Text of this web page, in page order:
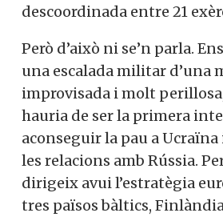
descoordinada entre 21
Però d’això ni se’n parla.
una escalada militar d’una
improvisada i molt
hauria de ser la primera
aconseguir la pau a
les relacions amb Rússia.
dirigeix avui l’estratègia
tres països bàltics,